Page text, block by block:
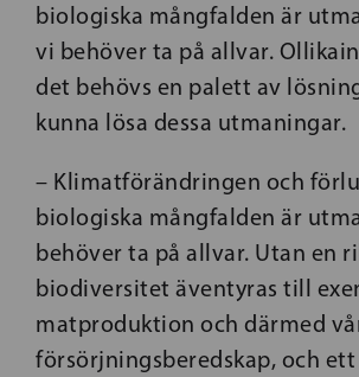
biologiska mångfalden är
vi behöver ta på allvar.
det behövs en palett av
kunna lösa dessa utmaningar.
– Klimatförändringen och
biologiska mångfalden är
behöver ta på allvar. Utan en
biodiversitet äventyras till
matproduktion och därmed
försörjningsberedskap, och